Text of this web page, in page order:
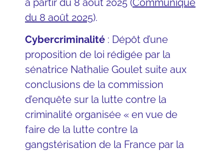
du 8 août 2025).
Cybercriminalité : Dépôt d’une
proposition de loi rédigée par la
sénatrice Nathalie Goulet suite aux
conclusions de la commission
d’enquête sur la lutte contre la
criminalité organisée « en vue de
faire de la lutte contre la
gangstérisation de la France par la